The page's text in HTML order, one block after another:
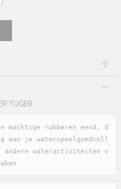
TIJGER
machtige rubberen eend, d
aan je waterspeelgoedcoll
wateractiviteiten v